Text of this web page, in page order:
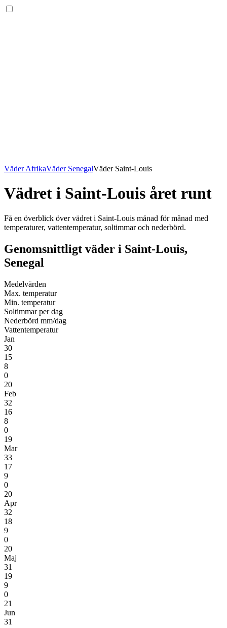
Väder AfrikaVäder SenegalVäder Saint-Louis
Vädret i Saint-Louis året runt
Få en överblick över vädret i Saint-Louis månad för månad med
temperaturer, vattentemperatur, soltimmar och nederbörd.
Genomsnittligt väder i Saint-Louis,
Senegal
Medel­värden
Max. temperatur
Min. temperatur
Soltimmar per dag
Nederbörd mm/dag
Vatten­temperatur
Jan
30
15
8
0
20
Feb
32
16
8
0
19
Mar
33
17
9
0
20
Apr
32
18
9
0
20
Maj
31
19
9
0
21
Jun
31